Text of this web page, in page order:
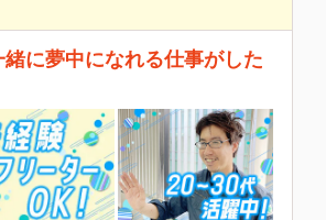
に夢中になれる仕事がした